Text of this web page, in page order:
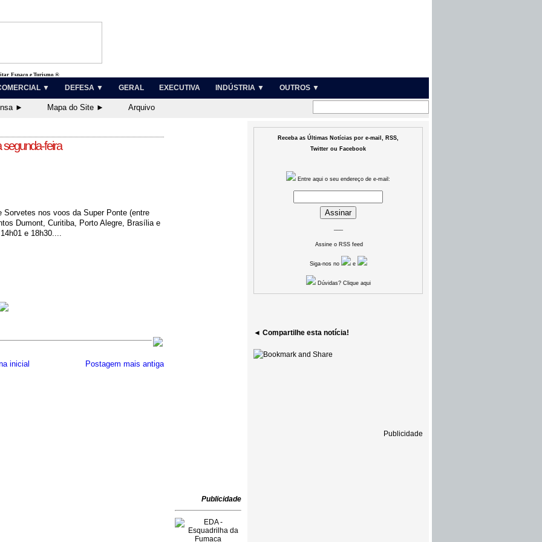
Espaço e Turismo ®
▼ DEFESA ▼ GERAL EXECUTIVA INDÚSTRIA ▼ OUTROS ▼
► Mapa do Site ► Arquivo
segunda-feira
Sorvetes nos voos da Super Ponte (entre
Dumont, Curitiba, Porto Alegre, Brasília e
e 18h30....
Postagem mais antiga
inicial
Publicidade
Receba as Últimas Notícias por e-mail, RSS,
Twitter ou Facebook
Entre aqui o seu endereço de e-mail:
Assine o RSS feed
Siga-nos no e
Dúvidas? Clique aqui
◄ Compartilhe esta notícia!
Publicidade